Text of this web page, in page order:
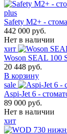
Safety M2+ -
442 000 руб.
Нет в наличии
хит
Woson SEAL 100
20 448 руб.
В корзину
sale
Aspi-Jet 6 -
89 000 руб.
Нет в наличии
хит